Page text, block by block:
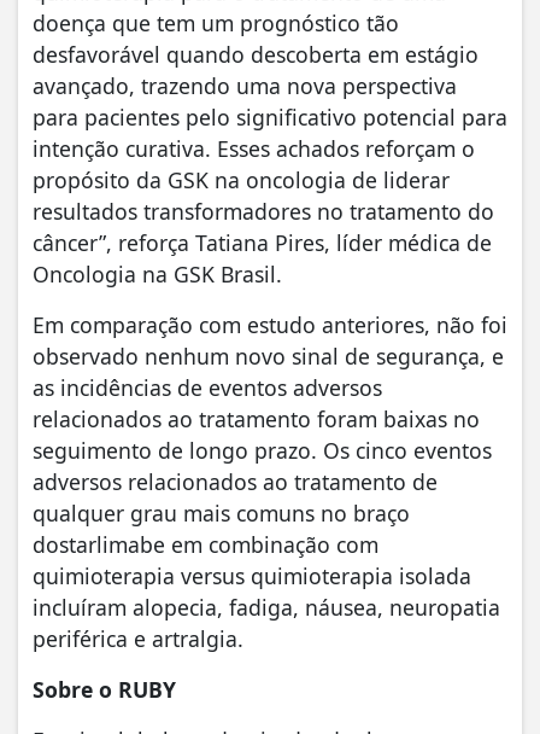
doença que tem um prognóstico tão
desfavorável quando descoberta em estágio
avançado, trazendo uma nova perspectiva
para pacientes pelo significativo potencial para
intenção curativa. Esses achados reforçam o
propósito da GSK na oncologia de liderar
resultados transformadores no tratamento do
câncer”, reforça Tatiana Pires, líder médica de
Oncologia na GSK Brasil.
Em comparação com estudo anteriores, não foi
observado nenhum novo sinal de segurança, e
as incidências de eventos adversos
relacionados ao tratamento foram baixas no
seguimento de longo prazo. Os cinco eventos
adversos relacionados ao tratamento de
qualquer grau mais comuns no braço
dostarlimabe em combinação com
quimioterapia versus quimioterapia isolada
incluíram alopecia, fadiga, náusea, neuropatia
periférica e artralgia.
Sobre o RUBY